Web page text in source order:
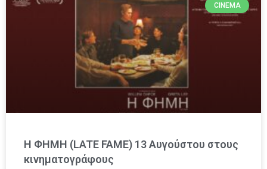
CINEMA
Η ΦΗΜΗ (LATE FAME) 13 Αυγούστου στους
κινηματογράφους